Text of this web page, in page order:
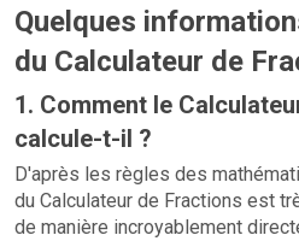
Quelques
du Calculateur de
1. Comment le
calcule-t-il ?
D'après les règles des
du Calculateur de Fractions est
de manière incroyablement